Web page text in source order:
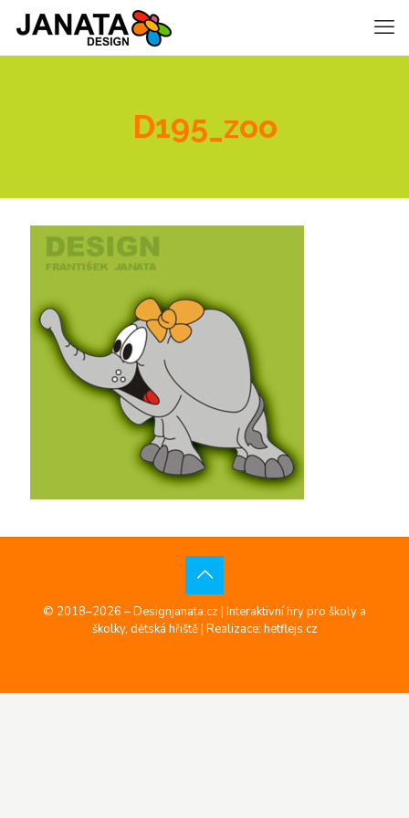
D195_zoo
© 2018–2026 – Designjanata.cz | Interaktivní hry pro školy a
školky, dětská hřiště | Realizace: hetflejs.cz